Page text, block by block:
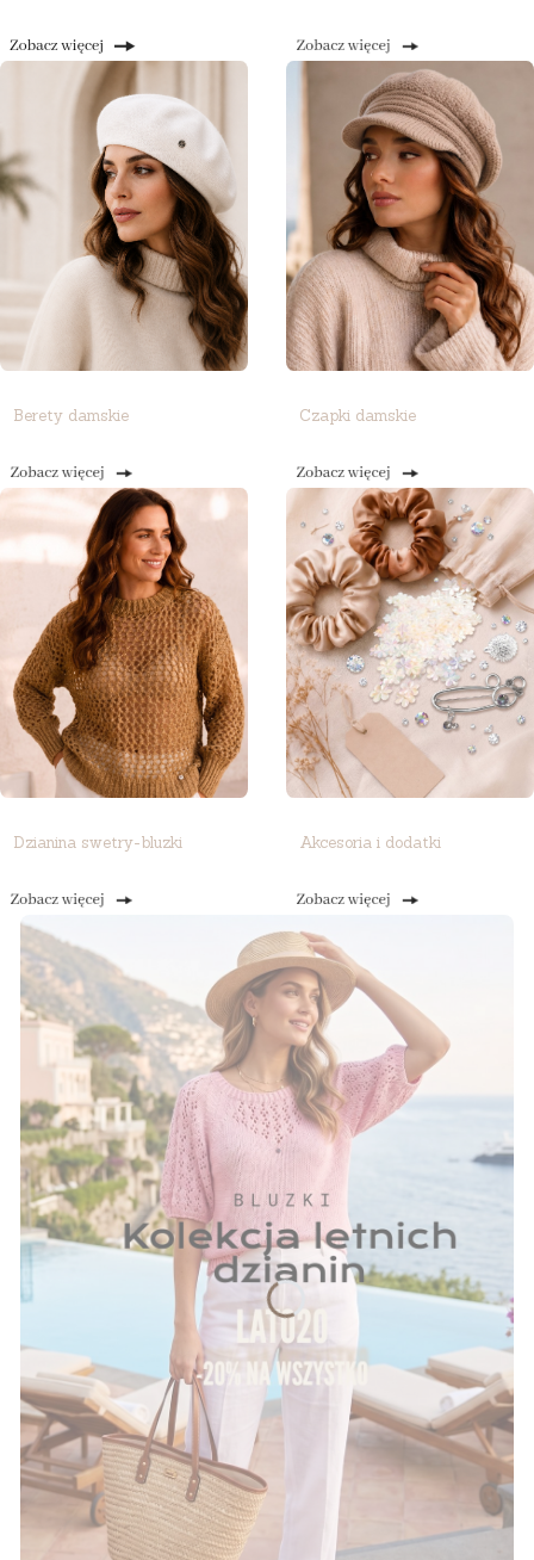
Berety damskie Czapki damskie
Dzianina swetry-bluzki Akcesoria i dodatki